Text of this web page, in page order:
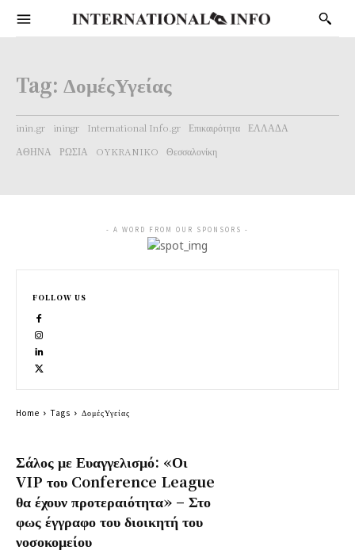
Tag: ΔομέςΥγείας
inin.gr iningr International Info.gr Επικαιρότητα
ΕΛΛΑΔΑ
ΑΘΗΝΑ
ΡΩΣΙΑ OYKRANIKO Θεσσαλονίκη
Σάλος με Ευαγγελισμό: «Οι
VIP του Conference League
θα έχουν προτεραιότητα» – Στο
φως έγγραφο του διοικητή του
νοσοκομείου
- A WORD FROM OUR SPONSORS -
FOLLOW US
Home Tags ΔομέςΥγείας